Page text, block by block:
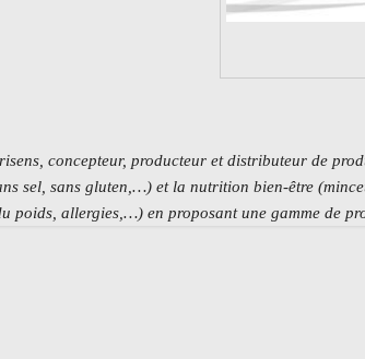
, concepteur, producteur et distributeur de
sel, sans gluten ,…) et la nutrition bien-être
poids , allergies,…) en proposant une gamme de